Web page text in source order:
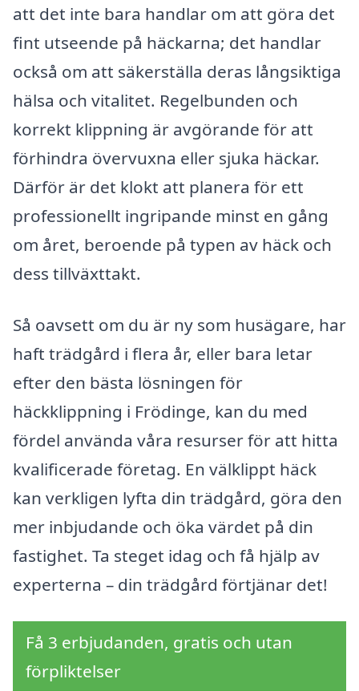
att det inte bara handlar om att göra det
fint utseende på häckarna; det handlar
också om att säkerställa deras långsiktiga
hälsa och vitalitet. Regelbunden och
korrekt klippning är avgörande för att
förhindra övervuxna eller sjuka häckar.
Därför är det klokt att planera för ett
professionellt ingripande minst en gång
om året, beroende på typen av häck och
dess tillväxttakt.
Så oavsett om du är ny som husägare, har
haft trädgård i flera år, eller bara letar
efter den bästa lösningen för
häckklippning i Frödinge, kan du med
fördel använda våra resurser för att hitta
kvalificerade företag. En välklippt häck
kan verkligen lyfta din trädgård, göra den
mer inbjudande och öka värdet på din
fastighet. Ta steget idag och få hjälp av
experterna – din trädgård förtjänar det!
Få 3 erbjudanden, gratis och utan
förpliktelser